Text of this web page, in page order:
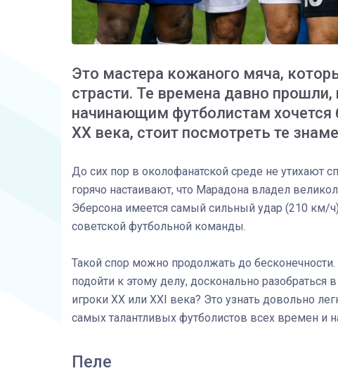
Это мастера кожаного мяча,
страсти. Те времена давно прошли,
начинающим футболистам
XX века, стоит посмотреть те
До сих пор в околофанатской среде не
горячо настаивают, что Марадона владел
Эберсона имеется самый сильный удар (210 км/
советской футбольной команды.
Такой спор можно продолжать до
подойти к этому делу, досконально
игроки XX или XXI века? Это узнать довольно
самых талантливых футболистов всех времен и
Пеле